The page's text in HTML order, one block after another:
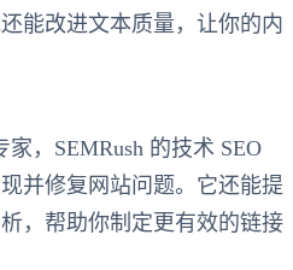
能改进文本质量，让你的内
，SEMRush 的技术 SEO
并修复网站问题。它还能提
，帮助你制定更有效的链接